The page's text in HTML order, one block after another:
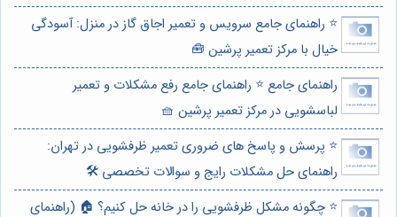
⭐️ راهنمای جامع سرویس و تعمیر اجاق گاز در منزل: آسودگی
خیال با مرکز تعمیر پرشین 🧰
راهنمای جامع ⭐️ راهنمای جامع رفع مشکلات و تعمیر
لباسشویی در مرکز تعمیر پرشین 🧺
⭐️ پرسش و پاسخ های ضروری تعمیر ظرفشویی در تهران:
راهنمای حل مشکلات رایج و سوالات تخصصی 🛠️
⭐️ چگونه مشکل ظرفشویی را در خانه حل کنیم؟ 🏠 (راهنمای